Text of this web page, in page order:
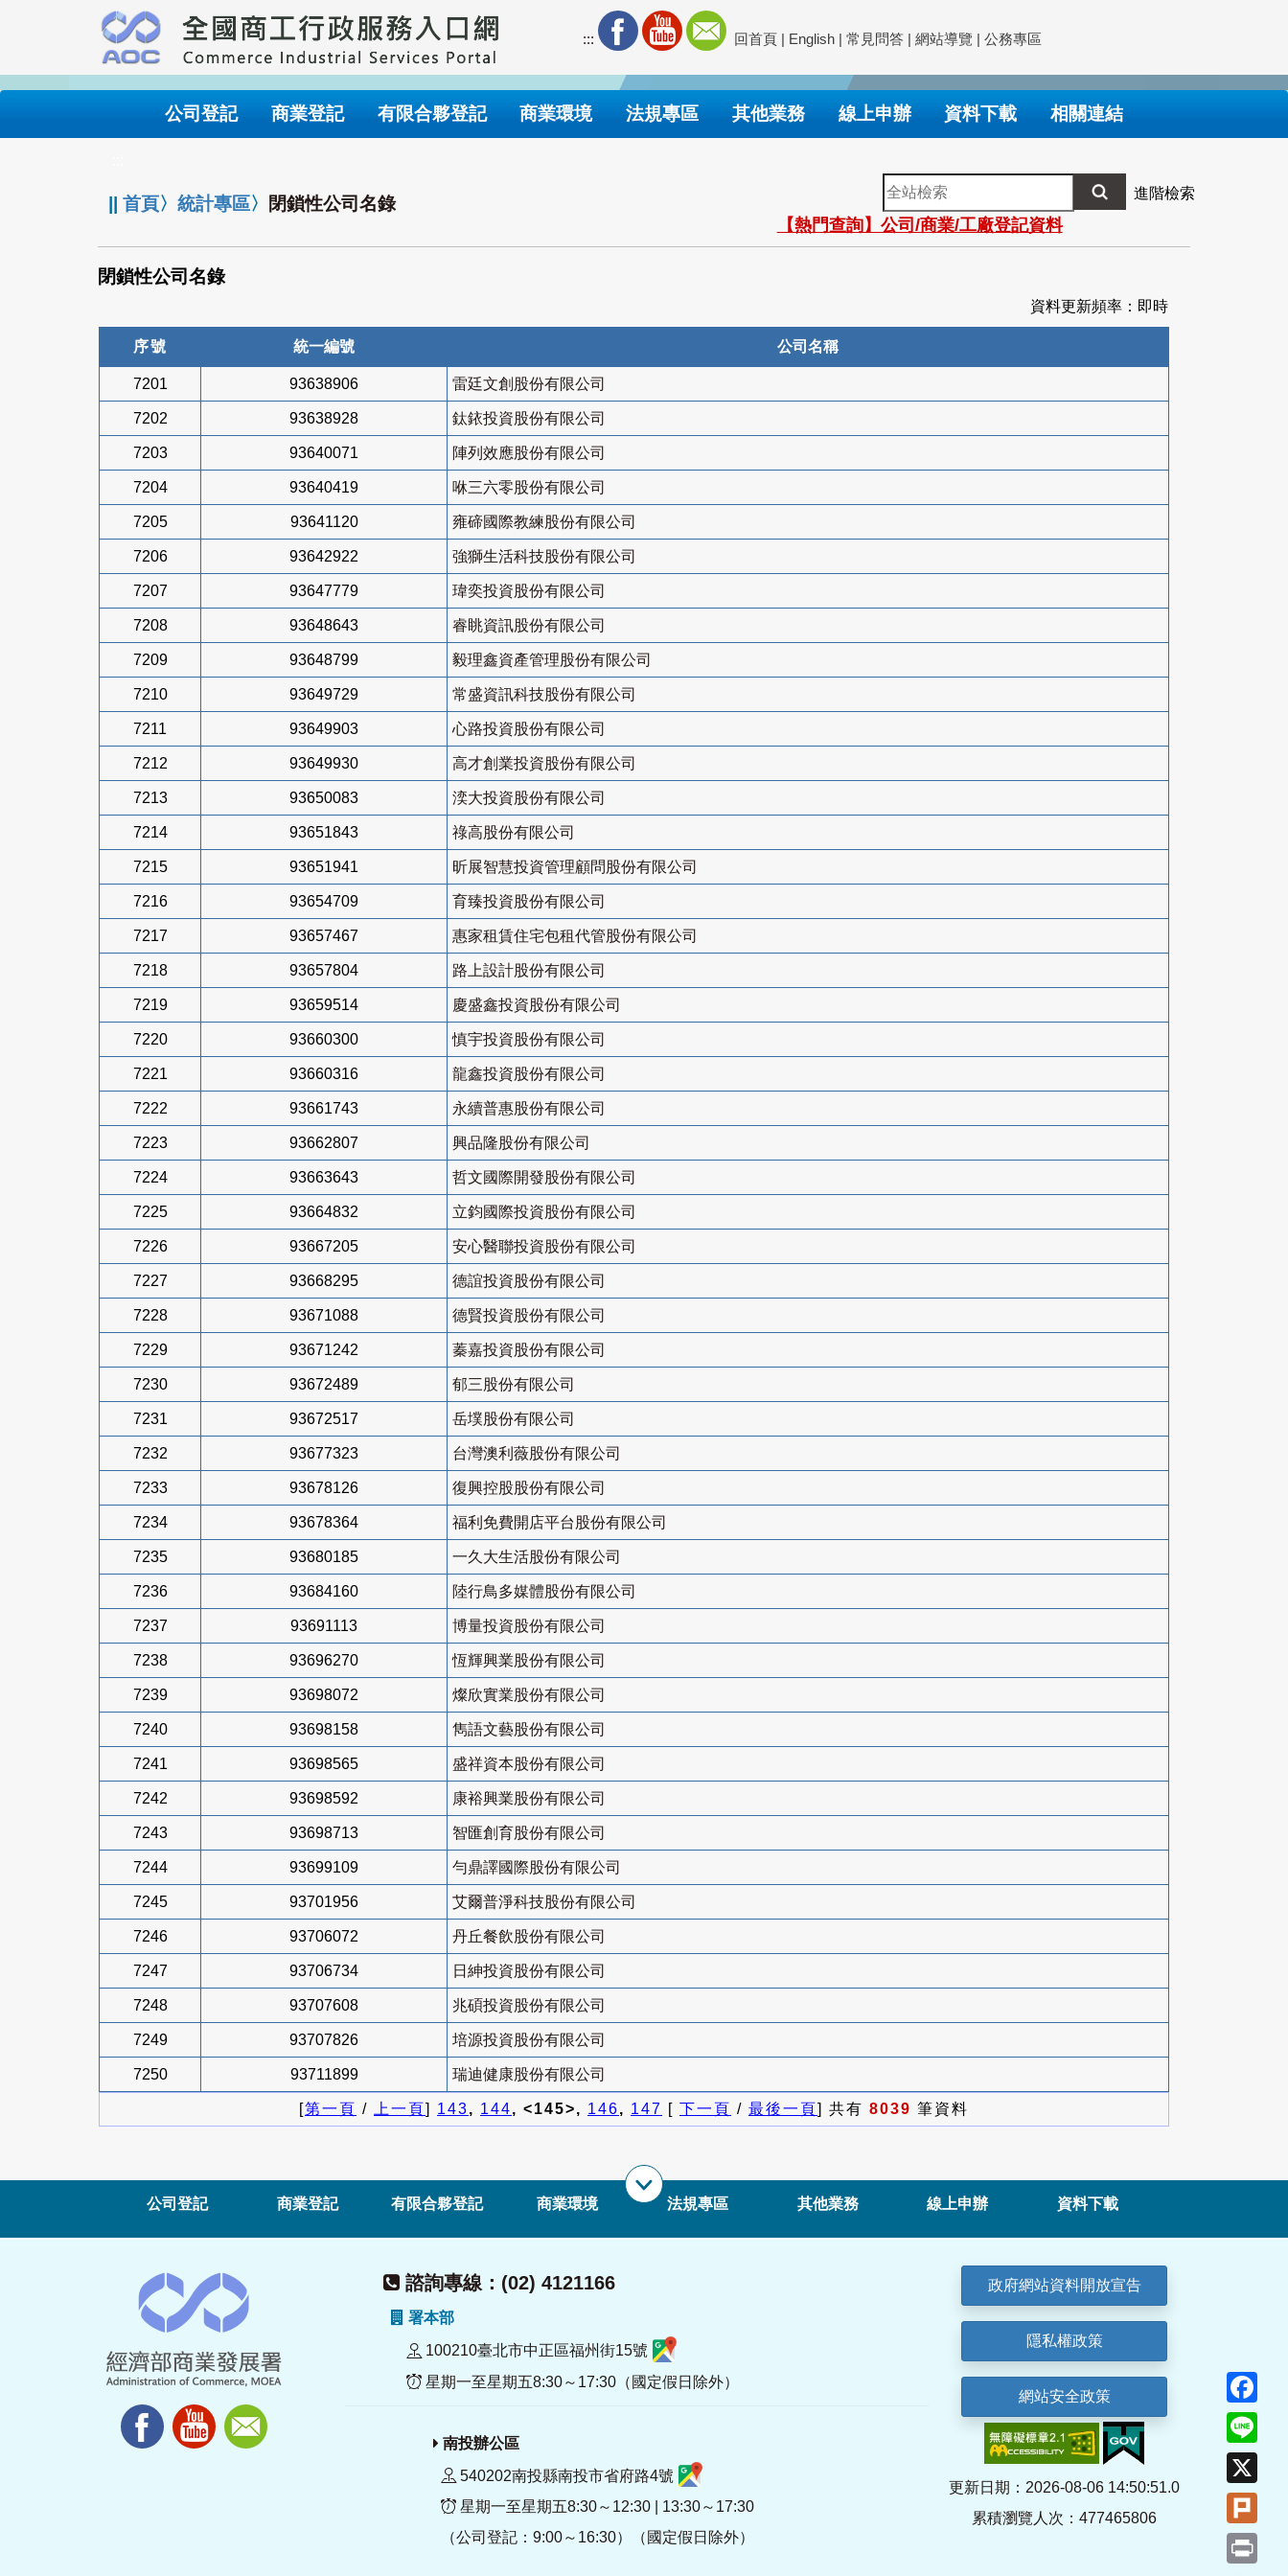
要
內
::: 回首頁 | English | 常見問答 | 網站導覽 | 公務專區
公司登記 商業登記 有限合夥登記 商業環境 法規專區 其他業務 線上申辦 資料下載 相關連結
||首頁〉統計專區〉 閉鎖性公司名錄
全
站
檢
索
進階檢索
【熱門查詢】公司/商業/工廠登記資料
閉鎖性公司名錄
資料更新頻率：即時
序號 統一編號 公司名稱
7201 93638906 雷廷文創股份有限公司
7202 93638928 鈦銥投資股份有限公司
7203 93640071 陣列效應股份有限公司
7204 93640419 咻三六零股份有限公司
7205 93641120 雍碲國際教練股份有限公司
7206 93642922 強獅生活科技股份有限公司
7207 93647779 瑋奕投資股份有限公司
7208 93648643 睿眺資訊股份有限公司
7209 93648799 毅理鑫資產管理股份有限公司
7210 93649729 常盛資訊科技股份有限公司
7211 93649903 心路投資股份有限公司
7212 93649930 高才創業投資股份有限公司
7213 93650083 湙大投資股份有限公司
7214 93651843 祿高股份有限公司
7215 93651941 昕展智慧投資管理顧問股份有限公司
7216 93654709 育臻投資股份有限公司
7217 93657467 惠家租賃住宅包租代管股份有限公司
7218 93657804 路上設計股份有限公司
7219 93659514 慶盛鑫投資股份有限公司
7220 93660300 慎宇投資股份有限公司
7221 93660316 龍鑫投資股份有限公司
7222 93661743 永續普惠股份有限公司
7223 93662807 興品隆股份有限公司
7224 93663643 哲文國際開發股份有限公司
7225 93664832 立鈞國際投資股份有限公司
7226 93667205 安心醫聯投資股份有限公司
7227 93668295 德誼投資股份有限公司
7228 93671088 德賢投資股份有限公司
7229 93671242 蓁嘉投資股份有限公司
7230 93672489 郁三股份有限公司
7231 93672517 岳墣股份有限公司
7232 93677323 台灣澳利薇股份有限公司
7233 93678126 復興控股股份有限公司
7234 93678364 福利免費開店平台股份有限公司
7235 93680185 一久大生活股份有限公司
7236 93684160 陸行鳥多媒體股份有限公司
7237 93691113 博量投資股份有限公司
7238 93696270 恆輝興業股份有限公司
7239 93698072 燦欣實業股份有限公司
7240 93698158 雋語文藝股份有限公司
7241 93698565 盛祥資本股份有限公司
7242 93698592 康裕興業股份有限公司
7243 93698713 智匯創育股份有限公司
7244 93699109 勻鼎譯國際股份有限公司
7245 93701956 艾爾普淨科技股份有限公司
7246 93706072 丹丘餐飲股份有限公司
7247 93706734 日紳投資股份有限公司
7248 93707608 兆碩投資股份有限公司
7249 93707826 培源投資股份有限公司
7250 93711899 瑞迪健康股份有限公司
[第一頁 / 上一頁] 143, 144, <145>, 146, 147 [ 下一頁 / 最後一頁] 共有 8039 筆資料
公司登記 商業登記 有限合夥登記 商業環境 法規專區 其他業務 線上申辦 資料下載
諮詢專線：(02) 4121166
署本部
100210臺北市中正區福州街15號
星期一至星期五8:30～17:30（國定假日除外）
南投辦公區
540202南投縣南投市省府路4號
星期一至星期五8:30～12:30 | 13:30～17:30
（公司登記：9:00～16:30）（國定假日除外）
政府網站資料開放宣告
隱私權政策
網站安全政策
更新日期：2026-08-06 14:50:51.0
累積瀏覽人次：477465806